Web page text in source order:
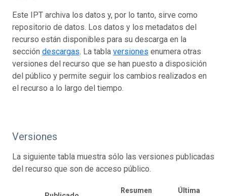
Este IPT archiva los datos y, por lo tanto, sirve como
repositorio de datos. Los datos y los metadatos del
recurso están disponibles para su descarga en la
sección descargas. La tabla versiones enumera otras
versiones del recurso que se han puesto a disposición
del público y permite seguir los cambios realizados en
el recurso a lo largo del tiempo.
Versiones
La siguiente tabla muestra sólo las versiones publicadas
del recurso que son de acceso público.
Resumen
Última